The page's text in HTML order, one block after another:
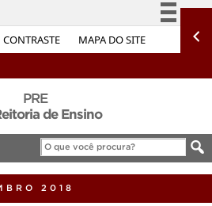
CONTRASTE MAPA DO SITE
Simplifique!
Acesso à informação
Legislação
Canais
PRE
de Ensino
2018